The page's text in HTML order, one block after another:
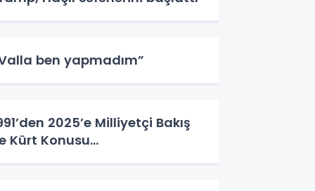
ben yapmadım”
2025’e Milliyetçi Bakış
Kürt Konusu…